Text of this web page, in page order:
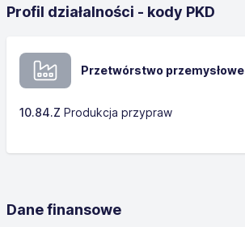
Profil działalności - kody PKD
Przetwórstwo przemysłowe
10.84.Z Produkcja przypraw
Dane finansowe